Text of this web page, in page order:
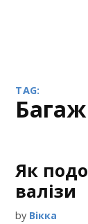
TAG:
багаж
Як
валізи
by Вікка